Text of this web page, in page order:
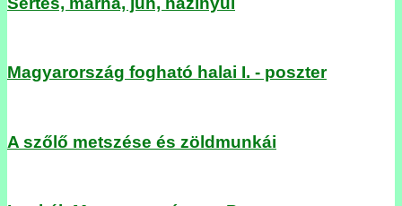
Magyarország fogható halai I. - poszter
A szőlő metszése és zöldmunkái